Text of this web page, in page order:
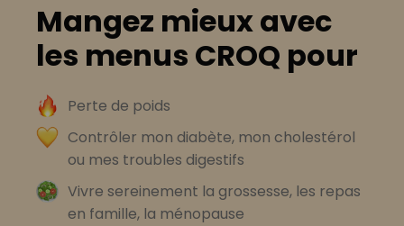
Mangez mieux avec
les menus CROQ pour
Perte de poids
Contrôler mon diabète, mon cholestérol
ou mes troubles digestifs
Vivre sereinement la grossesse, les repas
en famille, la ménopause